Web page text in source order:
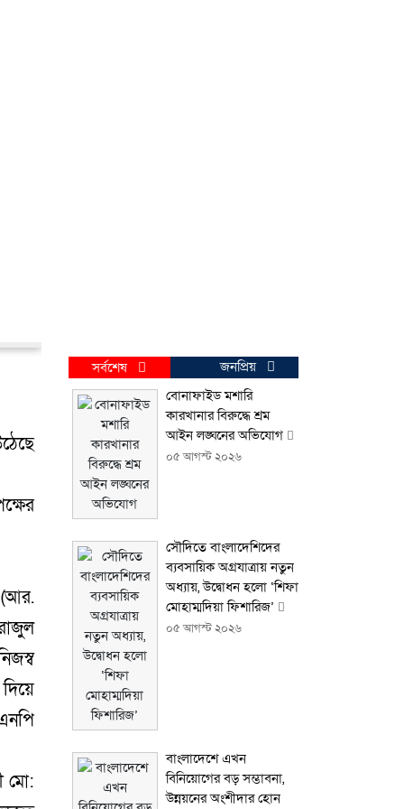
(আর.
মো:
সর্বশেষ
জনপ্রিয়
বোনাফাইড মশারি
কারখানার বিরুদ্ধে শ্রম
আইন লঙ্ঘনের অভিযোগ
০৫ আগস্ট ২০২৬
সৌদিতে বাংলাদেশিদের
ব্যবসায়িক অগ্রযাত্রায় নতুন
অধ্যায়, উদ্বোধন হলো ‘শিফা
মোহাম্মদিয়া ফিশারিজ’
০৫ আগস্ট ২০২৬
বাংলাদেশে এখন
বিনিয়োগের বড় সম্ভাবনা,
উন্নয়নের অংশীদার হোন